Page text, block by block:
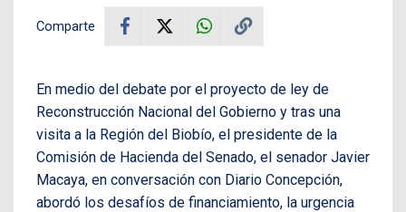
Comparte
En medio del debate por el proyecto de ley de
Reconstrucción Nacional del Gobierno y tras una
visita a la Región del Biobío, el presidente de la
Comisión de Hacienda del Senado, el senador Javier
Macaya, en conversación con Diario Concepción,
abordó los desafíos de financiamiento, la urgencia